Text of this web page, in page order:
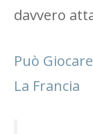
davvero
Può
La Francia